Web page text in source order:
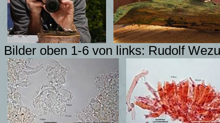
Bilder oben 1-6 von links: Rudolf